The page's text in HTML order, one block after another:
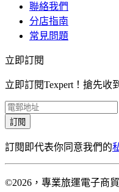
聯絡我們
分店指南
常見問題
立即訂閱
立即訂閱Texpert！搶先收
訂閱
訂閱即代表你同意我們的
©2026，專業旅運電子商